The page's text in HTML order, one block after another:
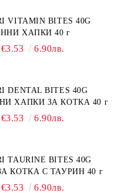
КЪМ НЯКОИ
И ХРАНИ
VITAMIN BITES 40G
ХАПКИ 40 г
€3.53 6.90лв.
DENTAL BITES 40G
ХАПКИ ЗА КОТКА 40 г
€3.53 6.90лв.
TAURINE BITES 40G
КОТКА С ТАУРИН 40 г
€3.53 6.90лв.